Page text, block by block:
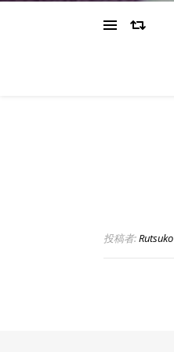
投稿者:Rutsuko